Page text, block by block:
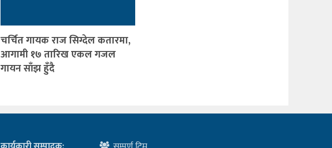
चर्चित गायक राज सिग्देल कतारमा,
आगामी १७ तारिख एकल गजल
गायन साँझ हुँदै